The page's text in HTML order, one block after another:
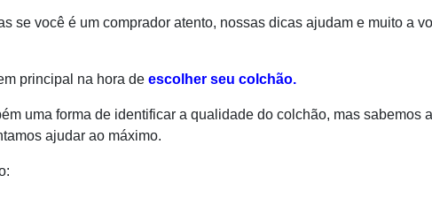
se você é um comprador atento, nossas dicas ajudam e muito a
principal na hora de escolher seu colchão.
uma forma de identificar a qualidade do colchão, mas sabemos a
ajudar ao máximo.